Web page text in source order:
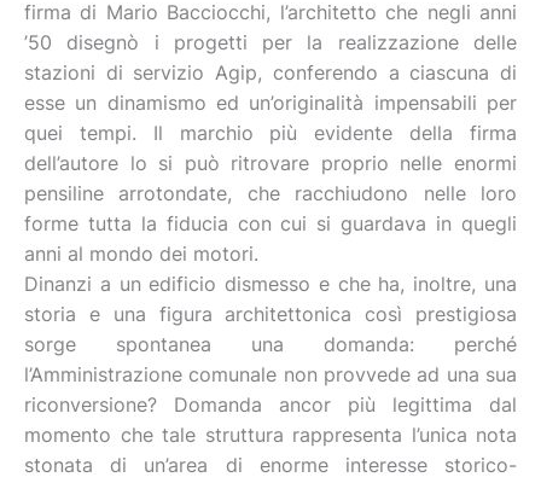
firma di Mario Bacciocchi, l’architetto che negli anni
’50 disegnò i progetti per la realizzazione delle
stazioni di servizio Agip, conferendo a ciascuna di
esse un dinamismo ed un’originalità impensabili per
quei tempi. Il marchio più evidente della firma
dell’autore lo si può ritrovare proprio nelle enormi
pensiline arrotondate, che racchiudono nelle loro
forme tutta la fiducia con cui si guardava in quegli
anni al mondo dei motori.
Dinanzi a un edificio dismesso e che ha, inoltre, una
storia e una figura architettonica così prestigiosa
sorge spontanea una domanda: perché
l’Amministrazione comunale non provvede ad una sua
riconversione? Domanda ancor più legittima dal
momento che tale struttura rappresenta l’unica nota
stonata di un’area di enorme interesse storico-